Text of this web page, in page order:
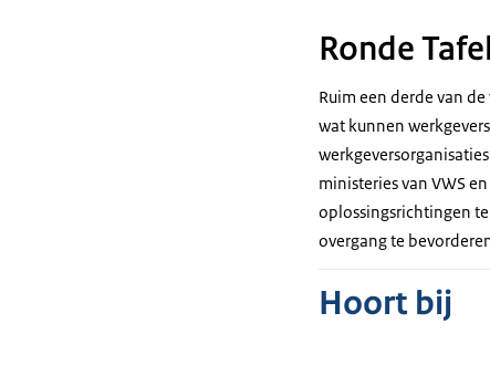
Ronde Tafel
Ruim een derde van
wat kunnen
ministeries van VWS
oplossingsrichtingen
overgang te
Hoort bij